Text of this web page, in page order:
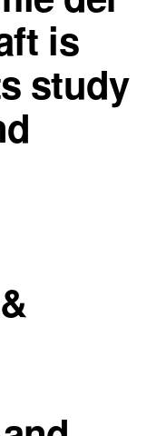
is
study